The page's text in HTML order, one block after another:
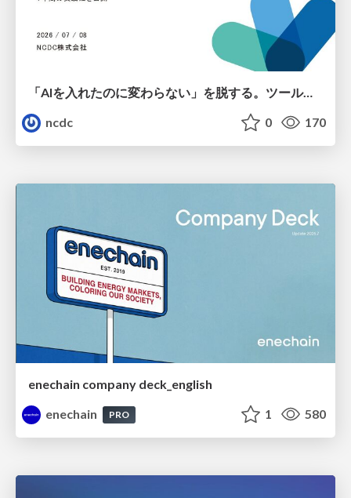
「AIを入れたのに変わらない」を脱する。ツール導入から文化定着まで、1年間の実践知を公開
ncdc
0 170
enechain company deck_english
enechain
PRO 1 580